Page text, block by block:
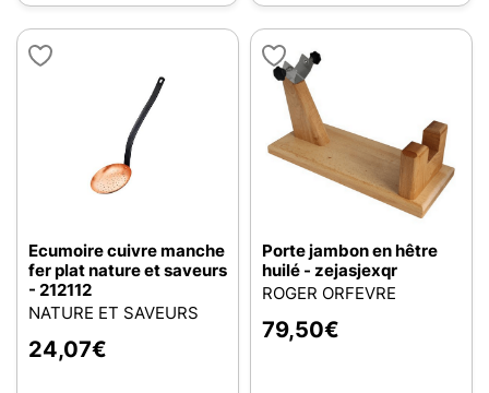
Ecumoire cuivre manche
fer plat nature et saveurs
- 212112
NATURE ET SAVEURS
24,07€
Porte jambon en hêtre
huilé - zejasjexqr
ROGER ORFEVRE
79,50€